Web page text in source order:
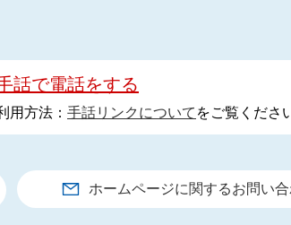
話で電話をする
用方法： 手話リンクについて をご覧くださ
ホームページに関するお問い